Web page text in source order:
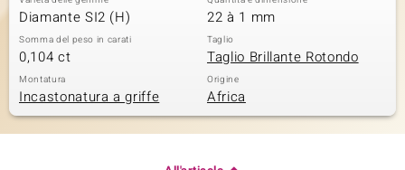
Diamante SI2 (H) 22 à 1 mm
Somma del peso in carati
0,104 ct
Taglio
Taglio Brillante Rotondo
Montatura
Incastonatura a griffe
Origine
Africa